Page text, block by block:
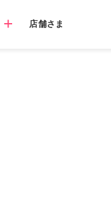
店舗さま